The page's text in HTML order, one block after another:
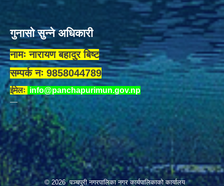
गुनासो सुन्ने अधिकारी
नामः नारायण बहादुर बिष्ट
सम्पर्क नः 9858044789
ईमेलः info@panchapurimun.gov.np
© 2026 पञ्चपुरी नगरपालिका नगर कार्यपालिकाको कार्यालय